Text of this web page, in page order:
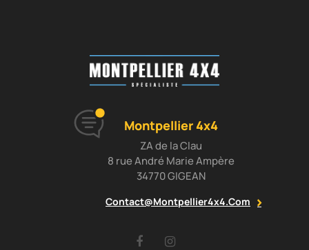
Montpellier 4x4
ZA de la Clau
8 rue André Marie Ampère
34770 GIGEAN
Contact@montpellier4x4.com
Facebook